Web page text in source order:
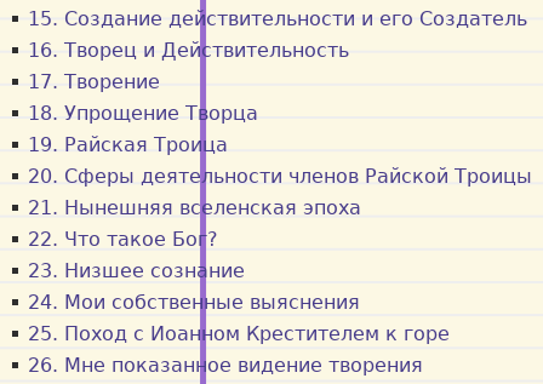
15. Создание действительности и его Создатель
16. Творец и Действительность
17. Творение
18. Упрощение Творца
19. Райская Троица
20. Сферы деятельности членов Райской Троицы
21. Нынешняя вселенская эпоха
22. Что такое Бог?
23. Низшее сознание
24. Мои собственные выяснения
25. Поход с Иоанном Крестителем к горе
26. Мне показанное видение творения